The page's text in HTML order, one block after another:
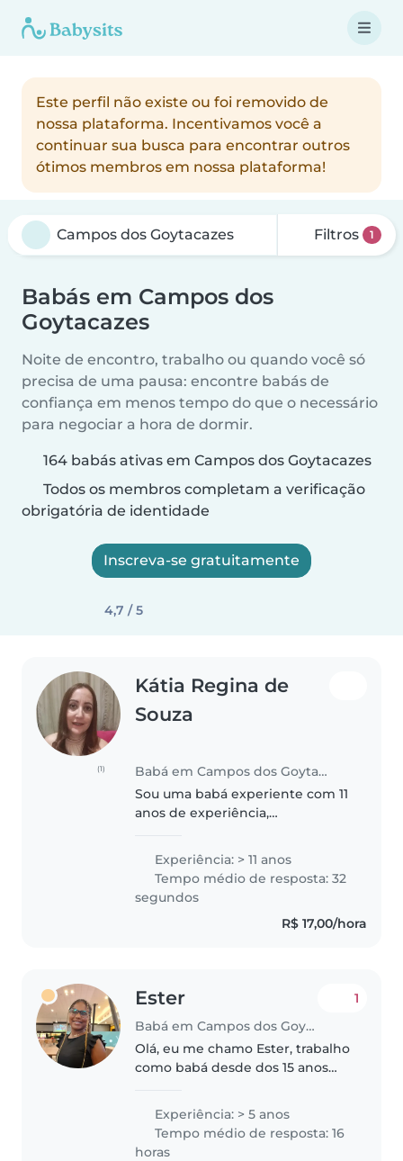
Este perfil não existe ou foi removido de
nossa plataforma. Incentivamos você a
continuar sua busca para encontrar outros
ótimos membros em nossa plataforma!
Filtros 1
Babás em Campos dos
Goytacazes
Noite de encontro, trabalho ou quando você só
precisa de uma pausa: encontre babás de
confiança em menos tempo do que o necessário
para negociar a hora de dormir.
164 babás ativas em Campos dos Goytacazes
Todos os membros completam a verificação
obrigatória de identidade
Inscreva-se gratuitamente
4,7 / 5
(1)
Kátia Regina de
Souza
Babá em Campos dos Goytacazes
Sou uma babá experiente com 11
anos de experiência,
crianças pequenas. Tenho 53
anos e sou falante fluente de
Língua de Sinais e Português.
Sou uma pessoa..
Experiência: > 11 anos
Tempo médio de resposta: 32
segundos
R$ 17,00/hora
Ester
Babá em Campos dos Goytacazes
1
Olá, eu me chamo Ester, trabalho
como babá desde dos 15 anos
e interagir, e ensinar coisas ex:.
ler, escrever, falar,..
Experiência: > 5 anos
Tempo médio de resposta: 16
horas